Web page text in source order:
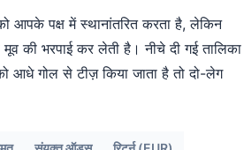
आपके पक्ष में स्थानांतरित करता है, लेकिन
की भरपाई कर लेती है। नीचे दी गई तालिका
आधे गोल से टीज़ किया जाता है तो दो-लेग